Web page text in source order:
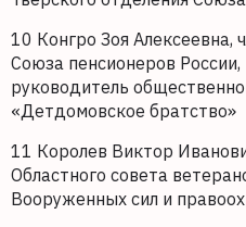
10 Конгро Зоя Алексеевна,
Союза пенсионеров России,
руководитель
«Детдомовское братство»
11 Королев Виктор
Областного совета
Вооруженных сил и